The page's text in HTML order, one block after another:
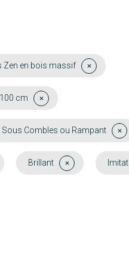
Zen en bois massif
cm
Sous Combles ou Rampant
Brillant